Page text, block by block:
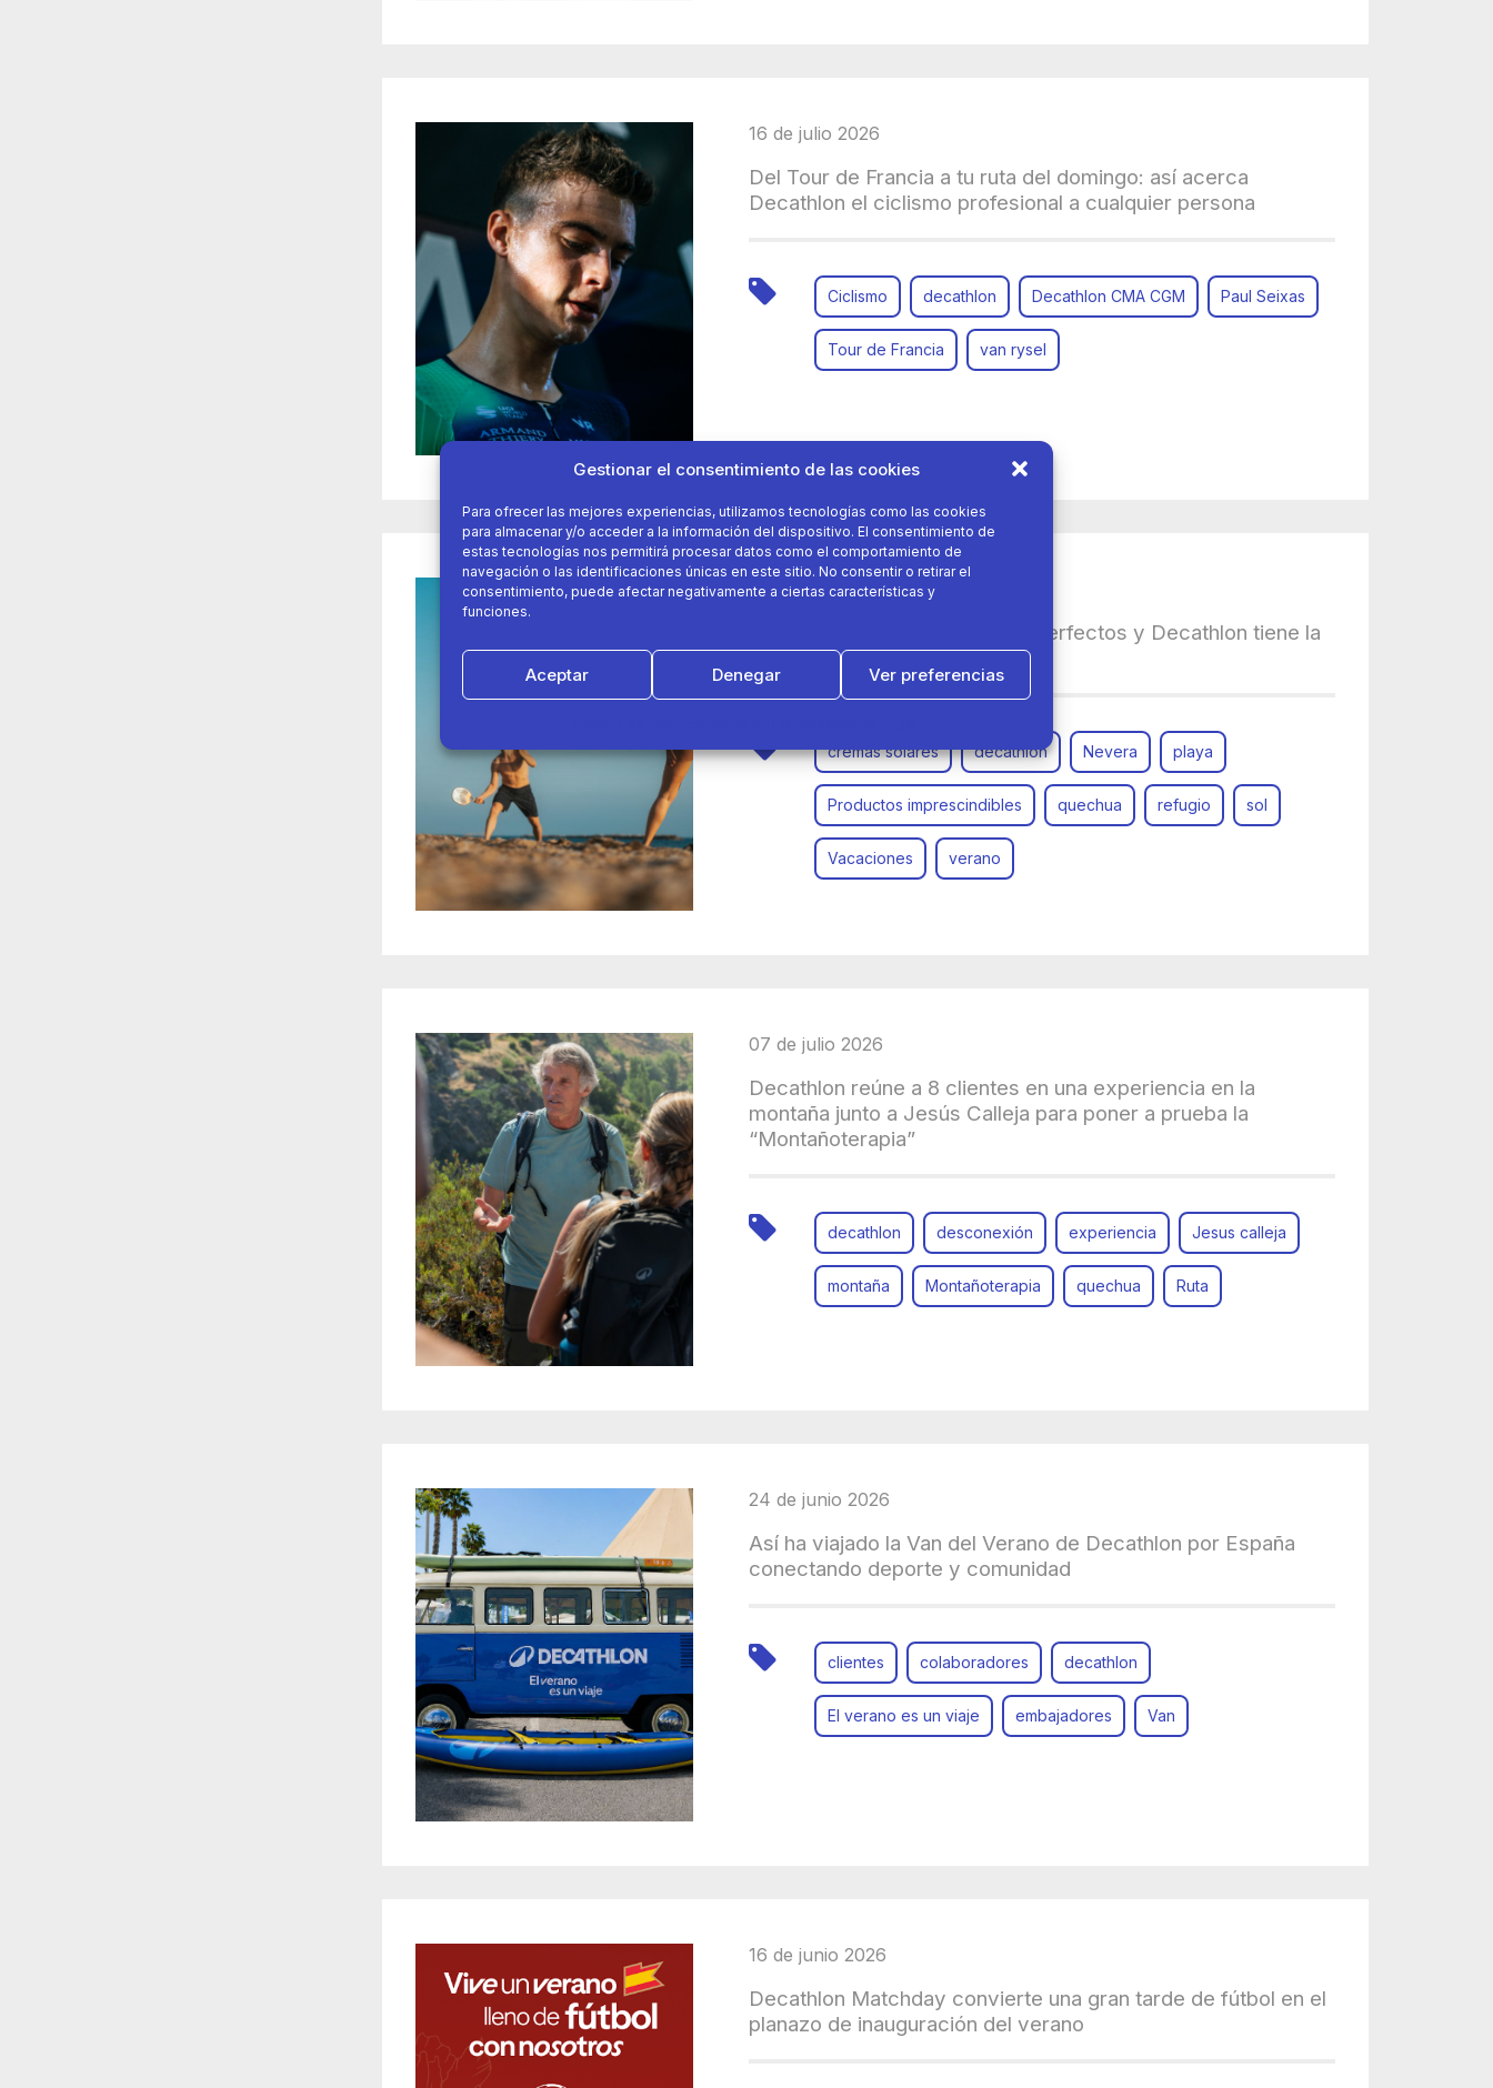
Gestionar el consentimiento de las cookies
Para ofrecer las mejores experiencias, utilizamos tecnologías como las cookies
para almacenar y/o acceder a la información del dispositivo. El consentimiento de
estas tecnologías nos permitirá procesar datos como el comportamiento de
navegación o las identificaciones únicas en este sitio. No consentir o retirar el
consentimiento, puede afectar negativamente a ciertas características y
funciones.
Aceptar Denegar Ver preferencias
16 de julio 2026
Del Tour de Francia a tu ruta del domingo: así acerca
Decathlon el ciclismo profesional a cualquier persona
Ciclismo decathlon Decathlon CMA CGM Paul Seixas
Tour de Francia van rysel
16 de julio 2026
Los días de playa pueden ser perfectos y Decathlon tiene la
fórmula para conseguirlo
cremas solares decathlon Nevera playa
Productos imprescindibles quechua refugio sol
Vacaciones verano
07 de julio 2026
Decathlon reúne a 8 clientes en una experiencia en la
montaña junto a Jesús Calleja para poner a prueba la
“Montañoterapia”
decathlon desconexión experiencia Jesus calleja
montaña Montañoterapia quechua Ruta
24 de junio 2026
Así ha viajado la Van del Verano de Decathlon por España
conectando deporte y comunidad
clientes colaboradores decathlon
El verano es un viaje embajadores Van
16 de junio 2026
Decathlon Matchday convierte una gran tarde de fútbol en el
planazo de inauguración del verano